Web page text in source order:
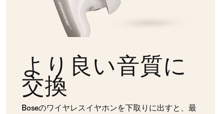
より良い音質に
交換
Boseのワイヤレスイヤホンを下取りに出すと、最